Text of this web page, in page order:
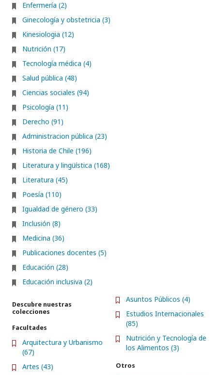
Enfermería (2)
Ginecología y obstetricia (3)
Kinesiologia (12)
Nutrición (17)
Tecnología médica (4)
Salud pública (48)
Ciencias sociales (94)
Psicología (11)
Derecho (91)
Administracion pública (23)
Historia de Chile (196)
Literatura y lingüística (168)
Literatura (45)
Poesía (110)
Igualdad de género (33)
Inclusión (8)
Medicina (36)
Publicaciones docentes (5)
Educación (28)
Educación inclusiva (2)
Descubre nuestras
colecciones
Facultades
Arquitectura y Urbanismo
(67)
Artes (43)
Asuntos Públicos (4)
Estudios Internacionales
(85)
Nutrición y Tecnología de
los Alimentos (3)
Otros